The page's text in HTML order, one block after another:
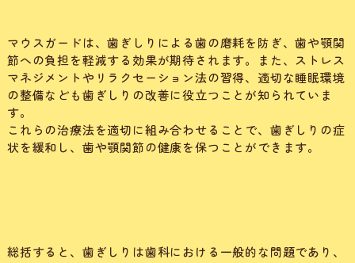
マウスガードは、歯ぎしりによる歯の磨耗を防ぎ、歯や顎関
節への負担を軽減する効果が期待されます。また、ストレス
マネジメントやリラクセーション法の習得、適切な睡眠環境
の整備なども歯ぎしりの改善に役立つことが知られていま
す。
これらの治療法を適切に組み合わせることで、歯ぎしりの症
状を緩和し、歯や顎関節の健康を保つことができます。
総括すると、歯ぎしりは歯科における一般的な問題であり、